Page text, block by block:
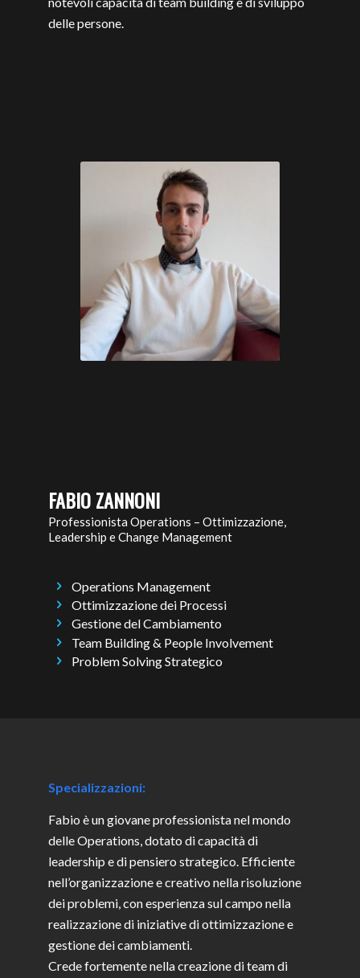
delle persone.
FABIO ZANNONI
Professionista Operations – Ottimizzazione,
Leadership e Change Management
Operations Management
Ottimizzazione dei Processi
Gestione del Cambiamento
Team Building & People Involvement
Problem Solving Strategico
Specializzazioni:
Fabio è un giovane professionista nel mondo
delle Operations, dotato di capacità di
leadership e di pensiero strategico. Efficiente
nell’organizzazione e creativo nella risoluzione
dei problemi, con esperienza sul campo nella
realizzazione di iniziative di ottimizzazione e
gestione dei cambiamenti.
Crede fortemente nella creazione di team di